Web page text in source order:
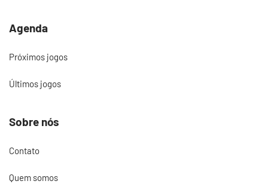
Agenda
Próximos jogos
Últimos jogos
Sobre nós
Contato
Quem somos